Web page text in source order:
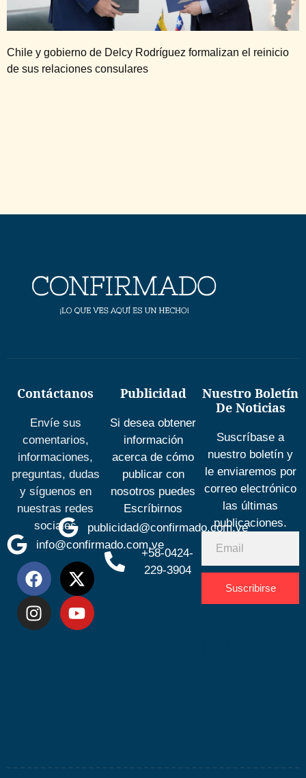
Chile y gobierno de Delcy Rodríguez formalizan el reinicio
de sus relaciones consulares
Contáctanos
Envíe sus
comentarios,
informaciones,
preguntas, dudas
y síguenos en
nuestras redes
sociales
info@confirmado.com.ve
Publicidad
Si desea obtener
información
acerca de cómo
publicar con
nosotros puedes
Escríbirnos
publicidad@confirmado.com.ve
+58-0424-
229-3904
Nuestro Boletín
De Noticias
Suscríbase a
nuestro boletín y
le enviaremos por
correo electrónico
las últimas
publicaciones.
Suscribirse